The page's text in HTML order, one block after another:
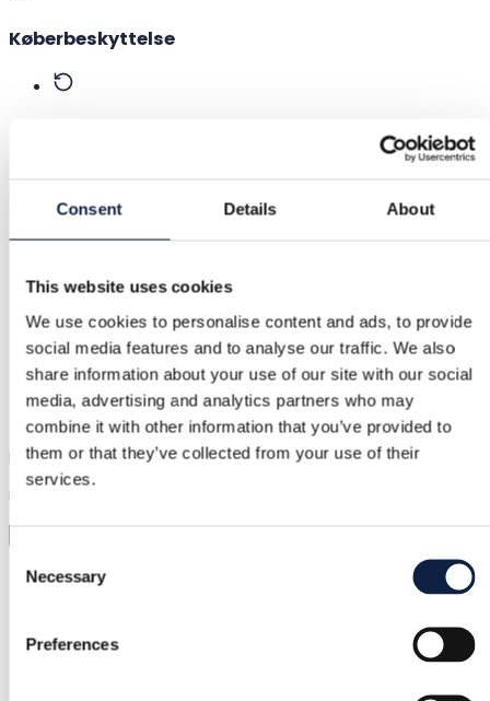
Consent Details About
This website uses cookies
We use cookies to personalise content and ads, to provide
social media features and to analyse our traffic. We also
share information about your use of our site with our social
media, advertising and analytics partners who may
combine it with other information that you’ve provided to
them or that they’ve collected from your use of their
services.
Selection
Necessary
Preferences
Køberbeskyttelse
Refusion hvis varen er defekt eller ikke som beskrevet
Sikker betaling
Midlerne holdes, indtil du bekræfter, at varen er ok.
Support
Hurtig hjælp, når du har brug for det
Prøv det før du køber det
Upload bare et billede og prøv det hele på
Kategori
Mærke